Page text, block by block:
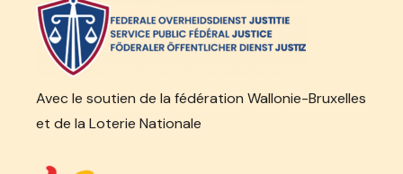
Avec le soutien de la fédération Wallonie-Bruxelles
et de la Loterie Nationale